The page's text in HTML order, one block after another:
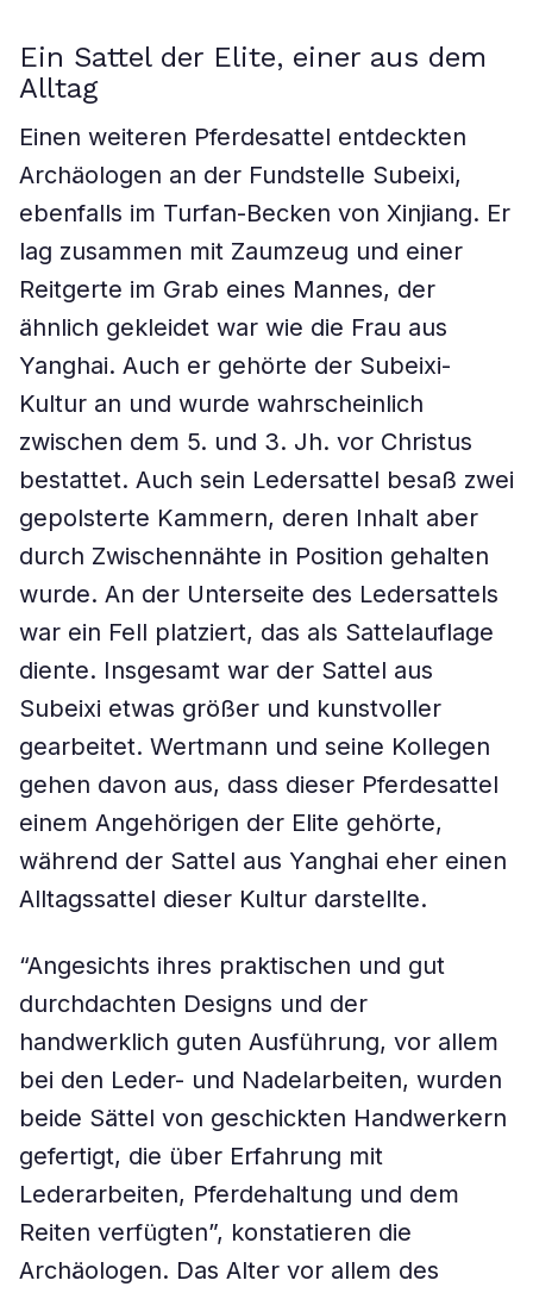
Ein Sattel der Elite, einer aus dem
Alltag
Einen weiteren Pferdesattel entdeckten
Archäologen an der Fundstelle Subeixi,
ebenfalls im Turfan-Becken von Xinjiang. Er
lag zusammen mit Zaumzeug und einer
Reitgerte im Grab eines Mannes, der
ähnlich gekleidet war wie die Frau aus
Yanghai. Auch er gehörte der Subeixi-
Kultur an und wurde wahrscheinlich
zwischen dem 5. und 3. Jh. vor Christus
bestattet. Auch sein Ledersattel besaß zwei
gepolsterte Kammern, deren Inhalt aber
durch Zwischennähte in Position gehalten
wurde. An der Unterseite des Ledersattels
war ein Fell platziert, das als Sattelauflage
diente. Insgesamt war der Sattel aus
Subeixi etwas größer und kunstvoller
gearbeitet. Wertmann und seine Kollegen
gehen davon aus, dass dieser Pferdesattel
einem Angehörigen der Elite gehörte,
während der Sattel aus Yanghai eher einen
Alltagssattel dieser Kultur darstellte.
“Angesichts ihres praktischen und gut
durchdachten Designs und der
handwerklich guten Ausführung, vor allem
bei den Leder- und Nadelarbeiten, wurden
beide Sättel von geschickten Handwerkern
gefertigt, die über Erfahrung mit
Lederarbeiten, Pferdehaltung und dem
Reiten verfügten”, konstatieren die
Archäologen. Das Alter vor allem des